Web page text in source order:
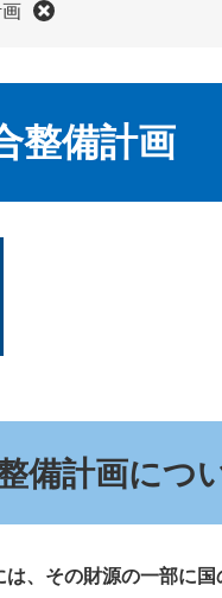
整備計画
備計画につ
、その財源の一部に